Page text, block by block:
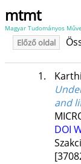
mtmt
Magyar Tudományos
Előző oldal
1.
and
DOI